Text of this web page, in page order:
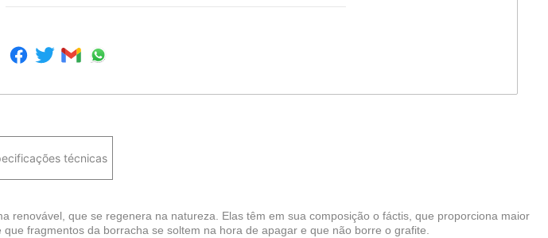
técnicas
que se regenera na natureza. Elas têm em sua composição o fáctis, que proporciona maior
fragmentos da borracha se soltem na hora de apagar e que não borre o grafite.